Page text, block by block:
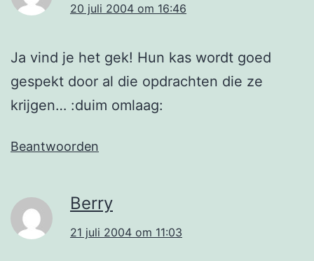
20 juli 2004 om 16:46
Ja vind je het gek! Hun kas wordt goed
gespekt door al die opdrachten die ze
krijgen… :duim omlaag:
Beantwoorden
Berry
21 juli 2004 om 11:03